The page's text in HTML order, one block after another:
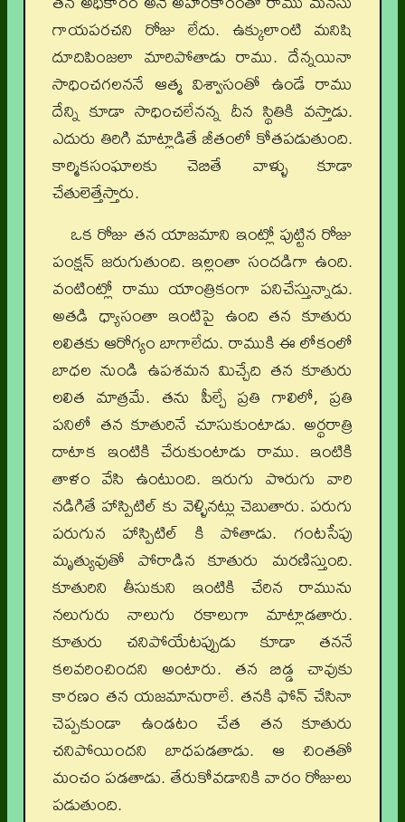
గాయపరచని రోజు లేదు. ఉక్కులాంటి మనిషి
దూదిపింజలా మారిపోతాడు రాము. దేన్నయినా
సాధించగలననే ఆత్మ విశ్వాసంతో ఉండే రాము
దేన్ని కూడా సాధించలేనన్న దీన స్థితికి వస్తాడు.
ఎదురు తిరిగి మాట్లాడితే జీతంలో కోతపడుతుంది.
కార్మికసంఘాలకు చెబితే వాళ్ళు కూడా
చేతులెత్తేస్తారు.
ఒక రోజు తన యాజమాని ఇంట్లో పుట్టిన రోజు
పంక్షన్‌ జరుగుతుంది. ఇల్లంతా సందడిగా ఉంది.
వంటింట్లో రాము యాంత్రికంగా పనిచేస్తున్నాడు.
అతడి ధ్యాసంతా ఇంటిపై ఉంది తన కూతురు
లలితకు ఆరోగ్యం బాగాలేదు. రాముకి ఈ లోకంలో
బాధల నుండి ఉపశమన మిచ్చేది తన కూతురు
లలిత మాత్రమే. తను పీల్చే ప్రతి గాలిలో, ప్రతి
పనిలో తన కూతురినే చూసుకుంటాడు. అర్థరాత్రి
దాటాక ఇంటికి చేరుకుంటాడు రాము. ఇంటికి
తాళం వేసి ఉంటుంది. ఇరుగు పొరుగు వారి
నడిగితే హాస్పిటిల్‌ కు వెళ్ళినట్లు చెబుతారు. పరుగు
పరుగున హాస్పిటిల్‌ కి పోతాడు. గంటసేపు
మృత్యువుతో పోరాడిన కూతురు మరణిస్తుంది.
కూతురిని తీసుకుని ఇంటికి చేరిన రామును
నలుగురు నాలుగు రకాలుగా మాట్లాడతారు.
కూతురు చనిపోయేటప్పుడు కూడా తననే
కలవరించిందని అంటారు. తన బిడ్డ చావుకు
కారణం తన యజమానురాలే. తనకి ఫోన్‌ చేసినా
చెప్పకుండా ఉండటం చేత తన కూతురు
చనిపోయిందని బాధపడతాడు. ఆ చింతతో
మంచం పడతాడు. తేరుకోవడానికి వారం రోజులు
పడుతుంది.